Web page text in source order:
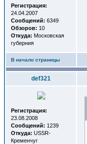
Регистрация:
24.04.2007
Сообщений: 6349
Обзоров: 10
Откуда: Московская
губерния
В начало страницы
def321
Регистрация:
23.08.2008
Сообщений: 1239
Откуда: USSR-
Кременчуг